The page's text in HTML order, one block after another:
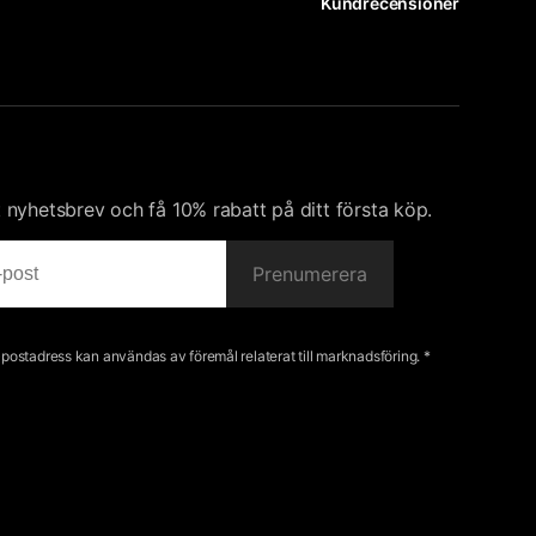
nyhetsbrev och få 10% rabatt på ditt första köp.
Prenumerera
kan användas av föremål relaterat till marknadsföring. *